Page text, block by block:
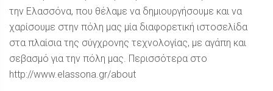
την Ελασσόνα, που θέλαμε να δημιουργήσουμε και να
χαρίσουμε στην πόλη μας μία διαφορετική ιστοσελίδα
στα πλαίσια της σύγχρονης τεχνολογίας, με αγάπη και
σεβασμό για την πόλη μας. Περισσότερα στο
http://www.elassona.gr/about